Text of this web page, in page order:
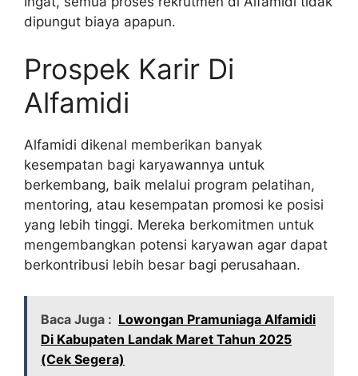
dipungut biaya apapun.
Prospek Karir Di
Alfamidi
Alfamidi dikenal memberikan banyak
kesempatan bagi karyawannya untuk
berkembang, baik melalui program pelatihan,
mentoring, atau kesempatan promosi ke posisi
yang lebih tinggi. Mereka berkomitmen untuk
mengembangkan potensi karyawan agar dapat
berkontribusi lebih besar bagi perusahaan.
Baca Juga : Lowongan Pramuniaga Alfamidi
Di Kabupaten Landak Maret Tahun 2025
(Cek Segera)